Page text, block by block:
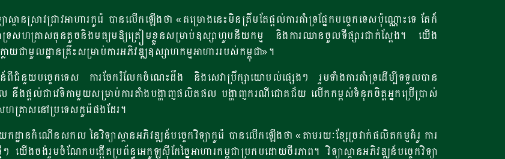
ស្រាវជ្រាវអាហារកូរ៉េ បានលើកឡើងថា «គម្រោងនេះមិនត្រឹមតែផ្តល់ការគាំទ្រផ្នែកបច្ចេកទេសប៉ុណ្ណោះទេ តែក៏
រសហគ្រាសធុនតូចនិងមធ្យមឱ្យត្រៀមខ្លួនសម្រាប់ឧស្សាហូបនីយកម្ម និងការឈានចូលទីផ្សារជាក់ស្តែង។ យើង
លាយជាមូលដ្ឋានគ្រឹះសម្រាប់ការអភិវឌ្ឍឧស្សាហកម្មអាហាររបស់កម្ពុជា»។
បច្ចេកទេស ការចែករំលែកចំណេះដឹង និងសេវាប្រឹក្សាយោបល់ផ្សេងៗ រួមទាំងការគាំទ្រដើម្បីទទួលបាន
ងផ្តល់ជាវេទិកាមួយសម្រាប់ការតាំងបង្ហាញផលិតផល បង្ហាញករណីជោគជ័យ លើកកម្ពស់ទំនុកចិត្តអ្នកប្រើប្រាស់
គ្រាសនៅប្រទេសកូរ៉េផងដែរ។
នកំណើនសកល នៃវិទ្យាស្ថានអភិវឌ្ឍន៍បច្ចេកវិទ្យាកូរ៉េ បានលើកឡើងថា «តាមរយៈខ្សែច្រវាក់ផលិតកម្មគំរូ ការ
យើងចង់រួមចំណែកបង្កើតប្រព័ន្ធអេកូឡូស៊ីកែច្នៃអាហារកម្ពុជាប្រកបដោយចីរភាព។ វិទ្យាស្ថានអភិវឌ្ឍន៍បច្ចេកវិទ្យា